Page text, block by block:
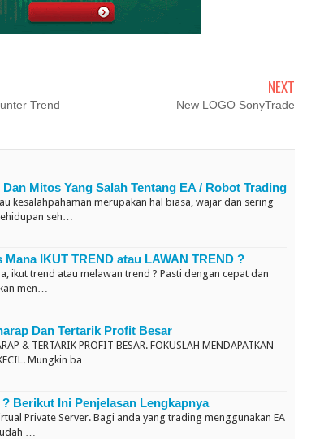
Trend
NEXT
New LOGO SonyTrade
Mitos Yang Salah Tentang EA / Robot Trading
kesalahpahaman merupakan hal biasa, wajar dan sering
seh…
Mana IKUT TREND atau LAWAN TREND ?
ikut trend atau melawan trend ? Pasti dengan cepat dan
men…
Dan Tertarik Profit Besar
& TERTARIK PROFIT BESAR. FOKUSLAH MENDAPATKAN
Mungkin ba…
Berikut Ini Penjelasan Lengkapnya
Private Server. Bagi anda yang trading menggunakan EA
…